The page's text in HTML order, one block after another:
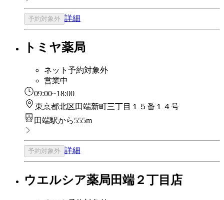
予約対象外 詳細
トミヤ薬局
ネット予約対象外
営業中
09:00~18:00
東京都北区田端新町三丁目１５番１４号
田端駅から555m
予約対象外 詳細
ウエルシア薬局田端２丁目店